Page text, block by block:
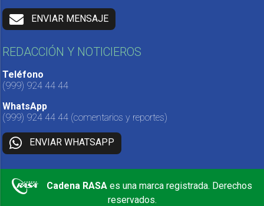
ENVIAR MENSAJE
REDACCIÓN Y NOTICIEROS
Teléfono
(999) 924 44 44
WhatsApp
(999) 924 44 44 (comentarios y reportes)
ENVIAR WHATSAPP
Cadena RASA es una marca registrada. Derechos
reservados.